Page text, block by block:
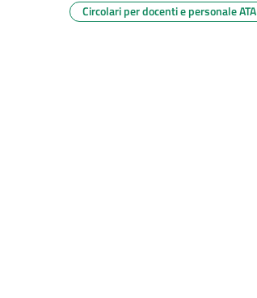
Circolari per docenti e personale ATA